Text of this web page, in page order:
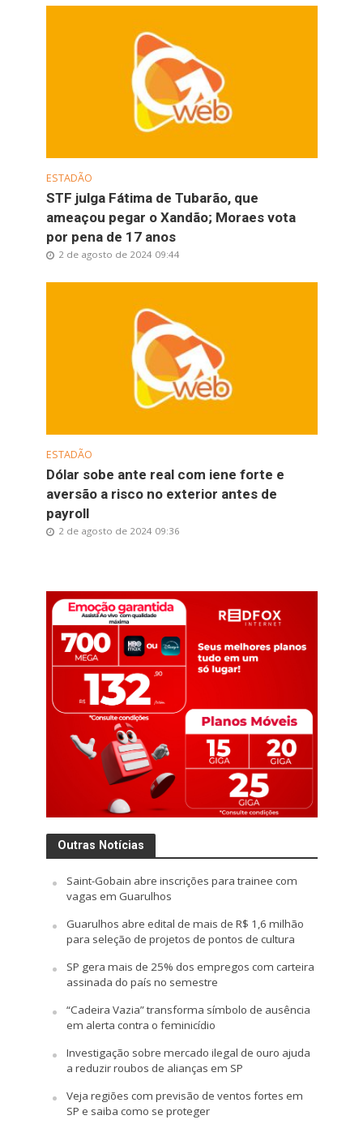
ESTADÃO
STF julga Fátima de Tubarão, que
ameaçou pegar o Xandão; Moraes vota
por pena de 17 anos
2 de agosto de 2024 09:44
ESTADÃO
Dólar sobe ante real com iene forte e
aversão a risco no exterior antes de
payroll
2 de agosto de 2024 09:36
Outras Notícias
Saint-Gobain abre inscrições para trainee com
vagas em Guarulhos
Guarulhos abre edital de mais de R$ 1,6 milhão
para seleção de projetos de pontos de cultura
SP gera mais de 25% dos empregos com carteira
assinada do país no semestre
“Cadeira Vazia” transforma símbolo de ausência
em alerta contra o feminicídio
Investigação sobre mercado ilegal de ouro ajuda
a reduzir roubos de alianças em SP
Veja regiões com previsão de ventos fortes em
SP e saiba como se proteger